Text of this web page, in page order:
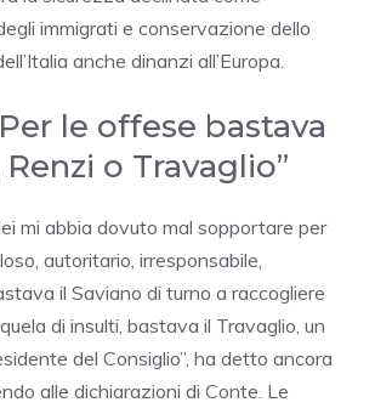
immigrati e conservazione dello
anche dinanzi all’Europa.
le offese bastava
o Travaglio”
mi abbia dovuto mal sopportare per
autoritario, irresponsabile,
il Saviano di turno a raccogliere
di insulti, bastava il Travaglio, un
del Consiglio”, ha detto ancora
alle dichiarazioni di Conte. Le